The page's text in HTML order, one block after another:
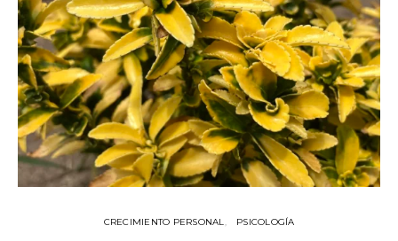
CRECIMIENTO PERSONAL PSICOLOGÍA